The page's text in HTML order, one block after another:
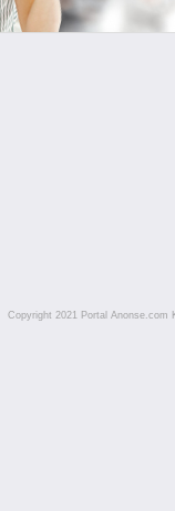
Copyright 2021 Portal Anonse.com